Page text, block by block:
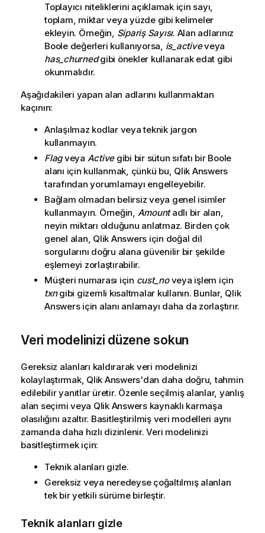
Toplayıcı niteliklerini açıklamak için sayı,
toplam, miktar veya yüzde gibi kelimeler
ekleyin. Örneğin, Sipariş Sayısı. Alan adlarınız
Boole değerleri kullanıyorsa, is_activeveya
has_churnedgibi önekler kullanarak edat gibi
okunmalıdır.
Aşağıdakileri yapan alan adlarını kullanmaktan
kaçının:
Anlaşılmaz kodlar veya teknik jargon
kullanmayın.
Flagveya Activegibi bir sütun sıfatı bir Boole
alanı için kullanmak, çünkü bu, Qlik Answers
tarafından yorumlamayı engelleyebilir.
Bağlam olmadan belirsiz veya genel isimler
kullanmayın. Örneğin, Amountadlı bir alan,
neyin miktarı olduğunu anlatmaz. Birden çok
genel alan, Qlik Answers için doğal dil
sorgularını doğru alana güvenilir bir şekilde
eşlemeyi zorlaştırabilir.
Müşteri numarası için cust_noveya işlem için
txngibi gizemli kısaltmalar kullanın. Bunlar, Qlik
Answersiçin alanı anlamayı daha da zorlaştırır.
Veri modelinizi düzene sokun
Gereksiz alanları kaldırarak veri modelinizi
kolaylaştırmak, Qlik Answers'dan daha doğru, tahmin
edilebilir yanıtlar üretir. Özenle seçilmiş alanlar, yanlış
alan seçimi veya Qlik Answerskaynaklı karmaşa
olasılığını azaltır. Basitleştirilmiş veri modelleri aynı
zamanda daha hızlı dizinlenir. Veri modelinizi
basitleştirmek için:
Teknik alanları gizle.
Gereksiz veya neredeyse çoğaltılmış alanları
tek bir yetkili sürüme birleştir.
Teknik alanları gizle